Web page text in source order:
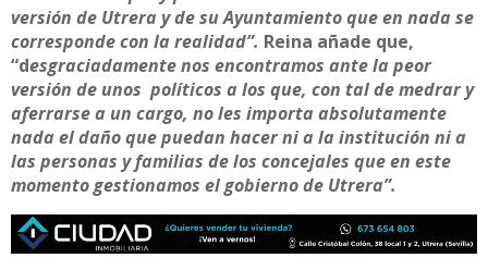
versión de Utrera y de su Ayuntamiento que en nada se
corresponde con la realidad”. Reina añade que,
“desgraciadamente nos encontramos ante la peor
versión de unos políticos a los que, con tal de medrar y
aferrarse a un cargo, no les importa absolutamente
nada el daño que puedan hacer ni a la institución ni a
las personas y familias de los concejales que en este
momento gestionamos el gobierno de Utrera”.